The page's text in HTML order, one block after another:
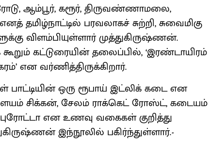
ஆம்பூர், கரூர், திருவண்ணாமலை,
தமிழ்நாட்டில் பரவலாகச் சுற்றி, சுவைமிகு
விளம்பியுள்ளார் முத்துகிருஷ்ணன்.
கட்டுரையின் தலைப்பில், ‘இரண்டாயிரம்
என வர்ணித்திருக்கிறார்.
பாட்டியின் ஒரு ரூபாய் இட்லிக் கடை என
சிக்கன், சேலம் ராக்கெட் ரோஸ்ட், கடையம்
புரோட்டா என உணவு வகைகள் குறித்து
இந்நூலில் பகிர்ந்துள்ளார்.-